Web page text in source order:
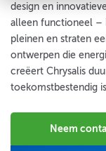
design en
alleen functioneel –
pleinen en straten
ontwerpen die
creëert Chrysalis
toekomstbestendig
Neem